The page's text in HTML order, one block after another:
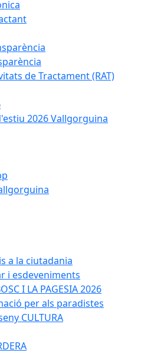
de Tractament (RAT)
2026 Vallgorguina
a la ciutadania
i esdeveniments
I LA PAGESIA 2026
per als paradistes
CULTURA